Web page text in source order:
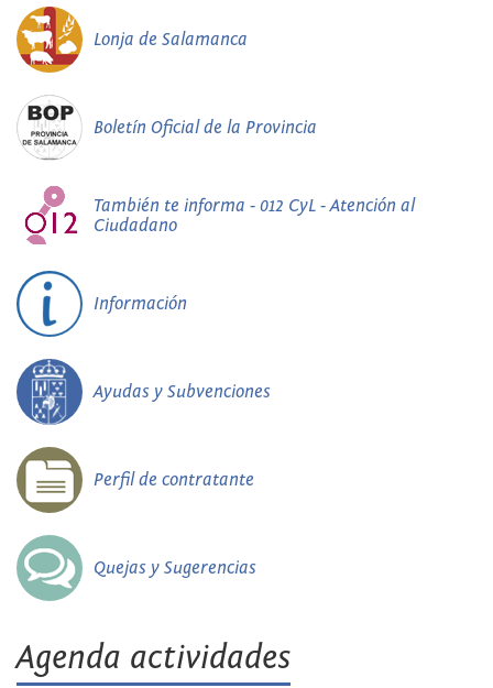
Lonja de Salamanca
Boletín Oficial de la Provincia
También te informa - 012 CyL - Atención al
Ciudadano
Información
Ayudas y Subvenciones
Perfil de contratante
Quejas y Sugerencias
Agenda actividades